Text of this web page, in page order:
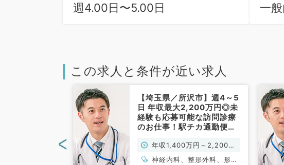
週4.00日〜5.00日
一
この求人と条件が近い求人
【埼玉県／所沢市】週4～5
日 年収最大2,200万円◎未
経験も応募可能な訪問診療
のお仕事！駅チカ通勤便利
ク（科目不問）
年収1,400万円～2,200万
円
神経内科、整形外科、形成
<